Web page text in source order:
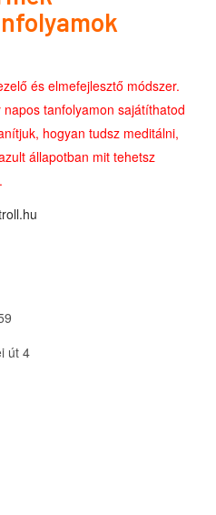
és elmefejlesztő módszer.
tanfolyamon sajátíthatod
hogyan tudsz meditálni,
állapotban mit tehetsz
út 4